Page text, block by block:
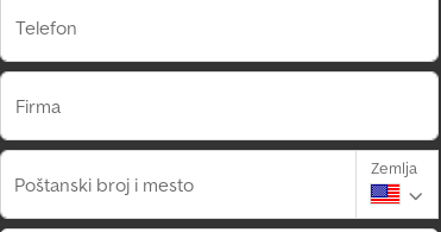
Telefon
Firma
Poštanski broj i mesto
Zemlja